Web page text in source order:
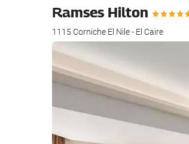
Ramses Hilton
1115 Corniche El Nile - El Caire